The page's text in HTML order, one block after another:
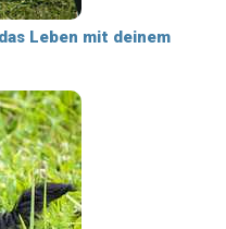
Leben mit deinem